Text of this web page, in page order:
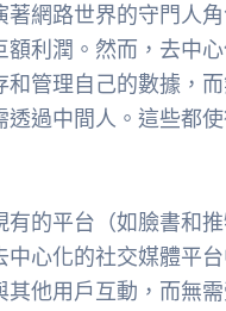
網路世界的守門人
利潤。然而，去中
管理自己的數據，
過中間人。這些都
的平台（如臉書和
心化的社交媒體平
他用戶互動，而無